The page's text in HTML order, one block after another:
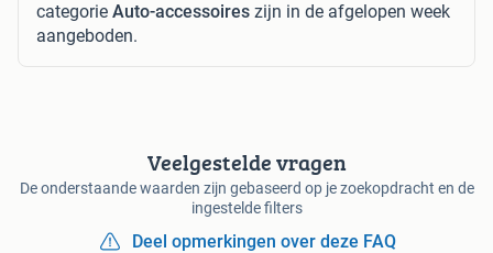
categorie Auto-accessoires zijn in de afgelopen week
aangeboden.
Veelgestelde vragen
De onderstaande waarden zijn gebaseerd op je zoekopdracht en de
ingestelde filters
Deel opmerkingen over deze FAQ